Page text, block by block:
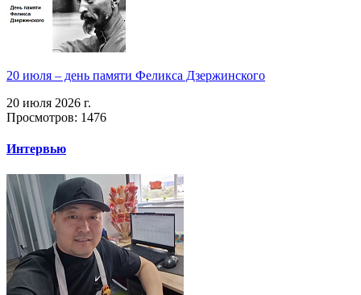
20 июля – день памяти Феликса Дзержинского
20 июля 2026 г.
Просмотров: 1476
Интервью